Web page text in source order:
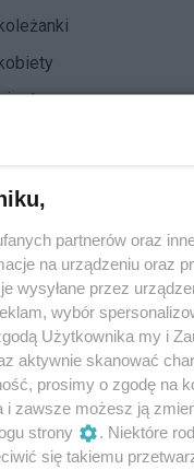
2025
moment w
i
za sobą
nami nowe
zatrzymać się na
osiągnięcia, które
partnerów oraz
na urządzeniu oraz
wysyłane przez
wybór
Użytkownika my i
aktywnie skanować
prosimy o zgodę na
i zawsze możesz ją
strony
. Niektóre
się takiemu